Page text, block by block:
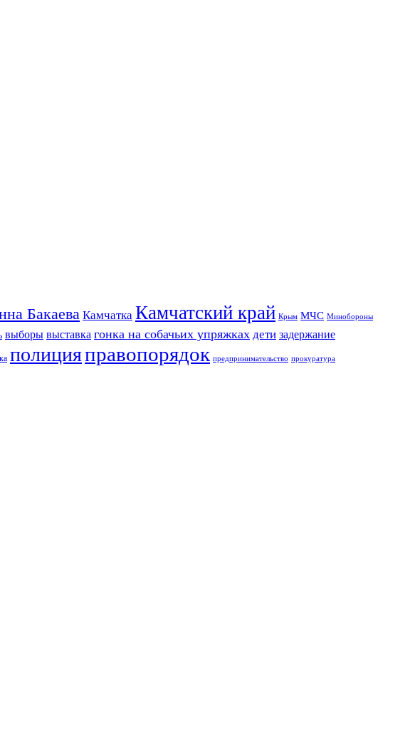
Бакаева Камчатка Камчатский край Крым МЧС Минобороны
выборы выставка гонка на собачьих упряжках дети задержание
полицияправопорядок предпринимательство прокуратура